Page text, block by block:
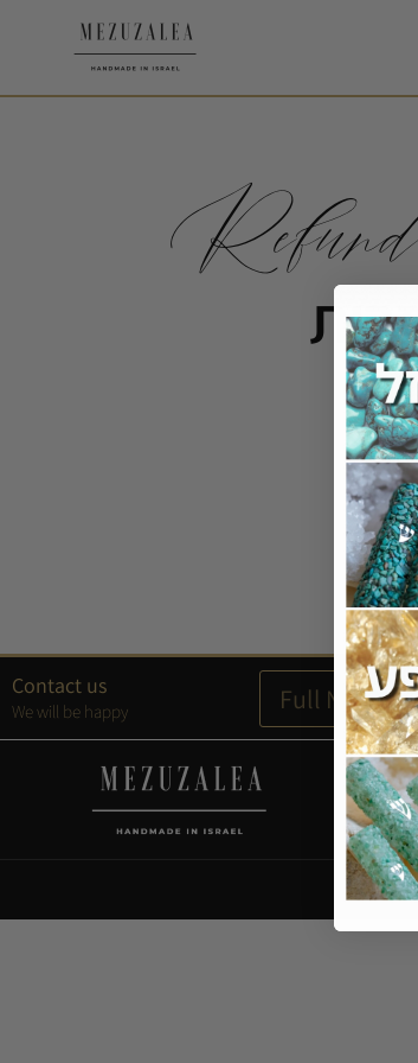
Contact us
We will be happy
All right